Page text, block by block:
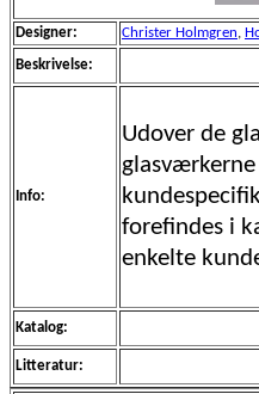
Designer: Christer Holmgren,
Beskrivelse:
Info:
Udover de
forefindes i
enkelte
Katalog:
Litteratur: